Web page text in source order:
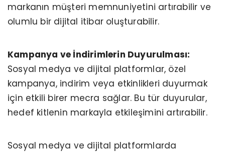
markanın müşteri memnuniyetini artırabilir ve
olumlu bir dijital itibar oluşturabilir.
Kampanya ve İndirimlerin Duyurulması:
Sosyal medya ve dijital platformlar, özel
kampanya, indirim veya etkinlikleri duyurmak
için etkili birer mecra sağlar. Bu tür duyurular,
hedef kitlenin markayla etkileşimini artırabilir.
Sosyal medya ve dijital platformlarda